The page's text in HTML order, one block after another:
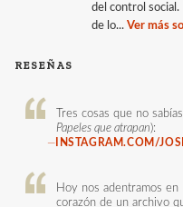
del control social.
de lo... Ver más
RESEÑAS
Tres cosas que no
Papeles que atrapan):
— INSTAGRAM.COM/
Hoy nos adentramos en
corazón de un archivo